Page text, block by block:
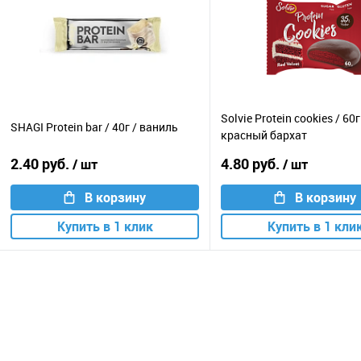
SHAGI Protein bar / 40г / ваниль
2.40 руб. / шт
В корзину
Купить в 1 клик
Solvie Protein cookies /
красный бархат
4.80 руб. / шт
В корзину
Купить в 1